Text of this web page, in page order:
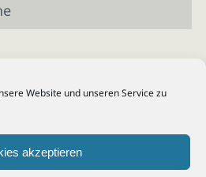
Website und unseren Service zu
akzeptieren